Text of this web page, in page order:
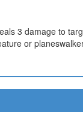
3 damage to
or